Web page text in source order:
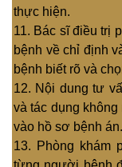
thực hiện.
11. Bác sĩ điều trị
bệnh về chỉ định
bệnh biết rõ và
12. Nội dung tư
và tác dụng
vào hồ sơ bệnh án.
13. Phòng khám